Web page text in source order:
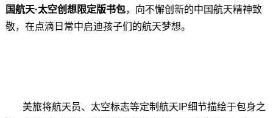
国航天·太空创想限定版书包，向不懈创新的中国航天精神致
敬，在点滴日常中启迪孩子们的航天梦想。
美旅将航天员、太空标志等定制航天IP细节描绘于包身之